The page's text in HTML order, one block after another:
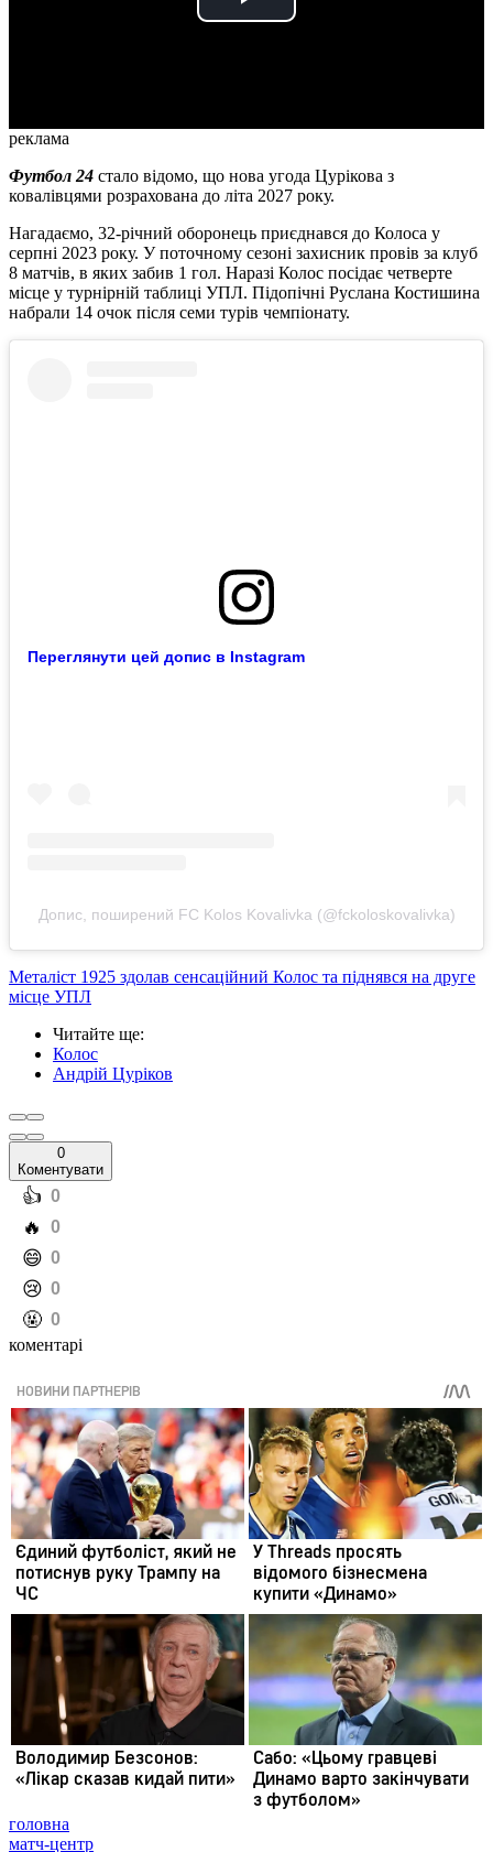
Play
реклама
Футбол 24 стало відомо, що нова угода Цурікова з
ковалівцями розрахована до літа 2027 року.
Нагадаємо, 32-річний оборонець приєднався до Колоса у
серпні 2023 року. У поточному сезоні захисник провів за клуб
8 матчів, в яких забив 1 гол. Наразі Колос посідає четверте
місце у турнірній таблиці УПЛ. Підопічні Руслана Костишина
набрали 14 очок після семи турів чемпіонату.
Переглянути цей допис в Instagram
Допис, поширений FC Kolos Kovalivka (@fckoloskovalivka)
Металіст 1925 здолав сенсаційний Колос та піднявся на друге
місце УПЛ
Читайте ще:
Колос
Андрій Цуріков
0
Коментувати
️👍 0
️🔥 0
️😄 0
️😢 0
️🤬 0
коментарі
головна
матч-центр